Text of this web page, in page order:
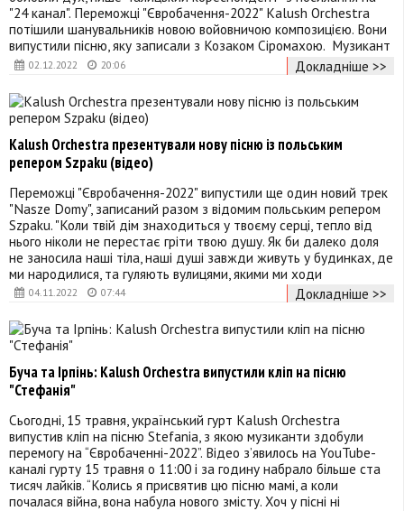
02.12.2022 20:06
"24 канал". Переможці "Євробачення-2022" Kalush Orchestra
потішили шанувальників новою войовничою композицією. Вони
випустили пісню, яку записали з Козаком Сіромахою. Музикант
Докладніше >>
04.11.2022 07:44
Kalush Orchestra презентували нову пісню із польським
репером Szpaku (відео)
Переможці "Євробачення-2022" випустили ще один новий трек
"Nasze Domy", записаний разом з відомим польським репером
Szpaku. "Коли твій дім знаходиться у твоєму серці, тепло від
нього ніколи не перестає гріти твою душу. Як би далеко доля
не заносила наші тіла, наші душі завжди живуть у будинках, де
ми народилися, та гуляють вулицями, якими ми ходи
Докладніше >>
Буча та Ірпінь: Kalush Orchestra випустили кліп на пісню
"Стефанія"
Сьогодні, 15 травня, український гурт Kalush Orchestra
випустив кліп на пісню Stefania, з якою музиканти здобули
перемогу на “Євробаченні-2022”. Відео з’явилось на YouTube-
каналі гурту 15 травня о 11:00 і за годину набрало більше ста
тисяч лайків. “Колись я присвятив цю пісню мамі, а коли
почалася війна, вона набула нового змісту. Хоч у пісні ні